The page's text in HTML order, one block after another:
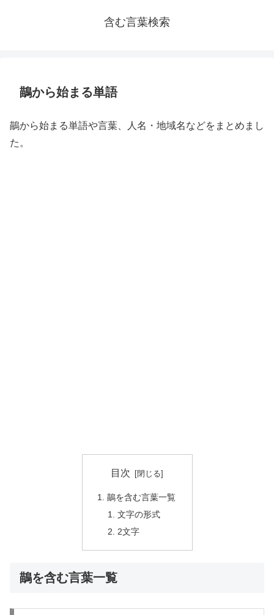
含む言葉検索
鶓から始まる単語
鶓から始まる単語や言葉、人名・地域名などをまとめまし
た。
目次
鶓を含む言葉一覧
文字の形式
2文字
鶓を含む言葉一覧